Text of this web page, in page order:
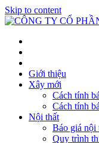
Skip to content
Giới thiệu
Xây mới
Cách tính
Cách tính
Nội thất
Báo giá nội
Quy trình